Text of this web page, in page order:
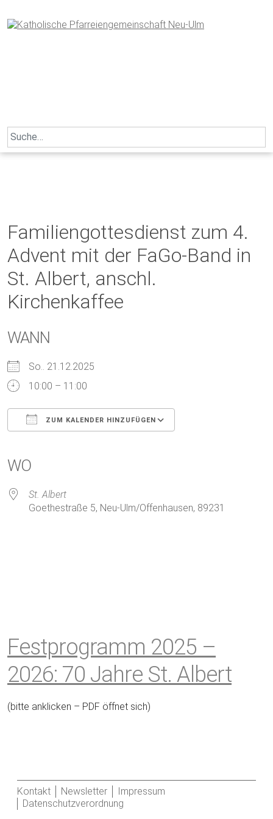
to
content
Search
for:
Familiengottesdienst zum 4.
Advent mit der FaGo-Band in
St. Albert, anschl.
Kirchenkaffee
WANN
So.. 21.12.2025
10:00 – 11:00
ZUM KALENDER HINZUFÜGEN
WO
St. Albert
Goethestraße 5, Neu-Ulm/Offenhausen, 89231
Festprogramm 2025 –
2026: 70 Jahre St. Albert
(bitte anklicken – PDF öffnet sich)
Kontakt Newsletter
Impressum
Datenschutzverordnung